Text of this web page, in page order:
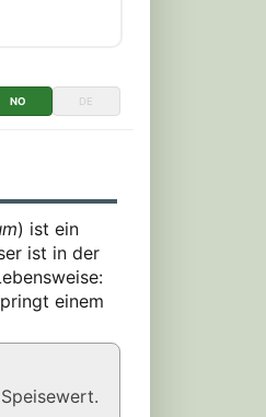
NO DE
) ist ein
ist in der
einem